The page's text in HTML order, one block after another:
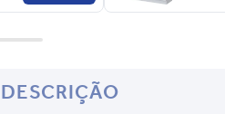
DESCRIÇÃO